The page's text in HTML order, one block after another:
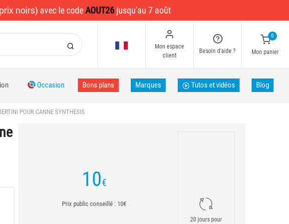
noirs) avec le codeAOUT26 jusqu'au 7 août
Mon espace
client
Besoin d'aide ?
0
Mon panier
Occasion Bons plans Marques Tutos et vidéos Blog
POUR CANNE SYNTHESIS
10€
Prix public conseillé : 10€
20 jours pour